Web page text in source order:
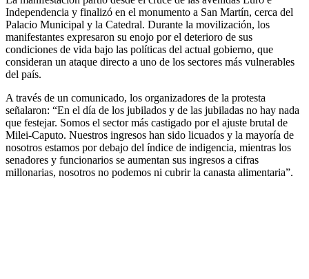
Independencia y finalizó en el monumento a San Martín, cerca del
Palacio Municipal y la Catedral. Durante la movilización, los
manifestantes expresaron su enojo por el deterioro de sus
condiciones de vida bajo las políticas del actual gobierno, que
consideran un ataque directo a uno de los sectores más vulnerables
del país.
A través de un comunicado, los organizadores de la protesta
señalaron: “En el día de los jubilados y de las jubiladas no hay nada
que festejar. Somos el sector más castigado por el ajuste brutal de
Milei-Caputo. Nuestros ingresos han sido licuados y la mayoría de
nosotros estamos por debajo del índice de indigencia, mientras los
senadores y funcionarios se aumentan sus ingresos a cifras
millonarias, nosotros no podemos ni cubrir la canasta alimentaria”.